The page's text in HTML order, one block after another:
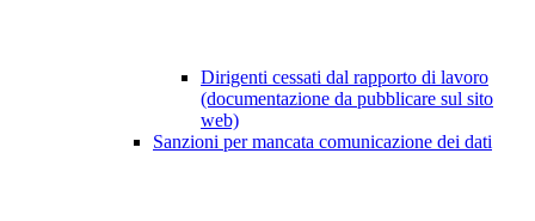
Dirigenti cessati dal rapporto di lavoro
(documentazione da pubblicare sul sito
web)
Sanzioni per mancata comunicazione dei dati